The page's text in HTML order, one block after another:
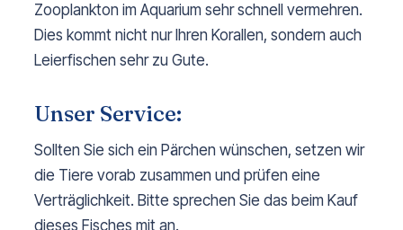
Zooplankton im Aquarium sehr schnell vermehren.
Dies kommt nicht nur Ihren Korallen, sondern auch
Leierfischen sehr zu Gute.
Unser Service:
Sollten Sie sich ein Pärchen wünschen, setzen wir
die Tiere vorab zusammen und prüfen eine
Verträglichkeit. Bitte sprechen Sie das beim Kauf
dieses Fisches mit an.